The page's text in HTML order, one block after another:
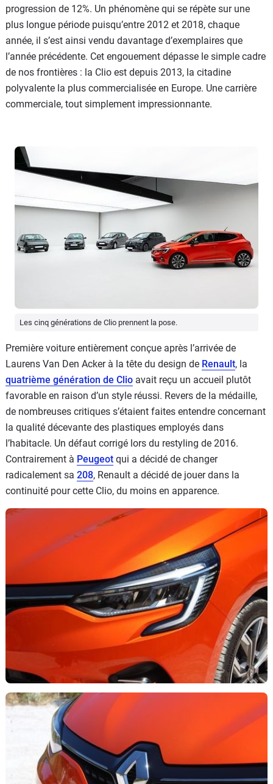
progression de 12%. Un phénomène qui se répète sur une
plus longue période puisqu’entre 2012 et 2018, chaque
année, il s’est ainsi vendu davantage d’exemplaires que
l’année précédente. Cet engouement dépasse le simple cadre
de nos frontières : la Clio est depuis 2013, la citadine
polyvalente la plus commercialisée en Europe. Une carrière
commerciale, tout simplement impressionnante.
Les cinq générations de Clio prennent la pose.
Première voiture entièrement conçue après l’arrivée de
Laurens Van Den Acker à la tête du design de Renault, la
quatrième génération de Clio avait reçu un accueil plutôt
favorable en raison d’un style réussi. Revers de la médaille,
de nombreuses critiques s’étaient faites entendre concernant
la qualité décevante des plastiques employés dans
l’habitacle. Un défaut corrigé lors du restyling de 2016.
Contrairement à Peugeot qui a décidé de changer
radicalement sa 208, Renault a décidé de jouer dans la
continuité pour cette Clio, du moins en apparence.